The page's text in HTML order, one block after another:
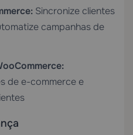
Sincronize clientes
campanhas de
de e-commerce e